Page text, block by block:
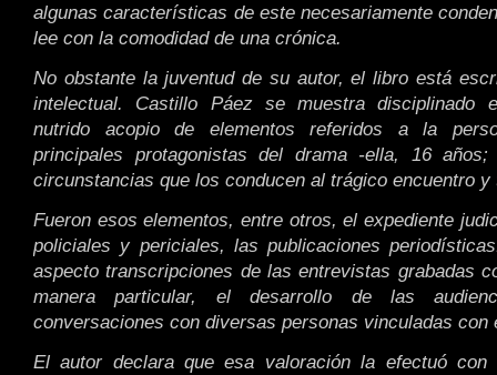
algunas características de este necesariamente
lee con la comodidad de una crónica.
No obstante la juventud de su autor, el libro está
intelectual. Castillo Páez se muestra disciplinado
nutrido acopio de elementos referidos a la
principales protagonistas del drama -ella, 16
circunstancias que los conducen al trágico encuentro
Fueron esos elementos, entre otros, el expediente
policiales y periciales, las publicaciones
aspecto transcripciones de las entrevistas grabadas
manera particular, el desarrollo de las
conversaciones con diversas personas vinculadas con
El autor declara que esa valoración la efectuó